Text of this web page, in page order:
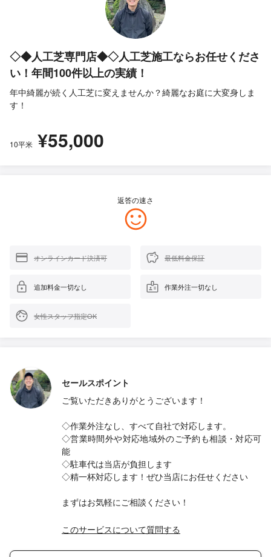
◇◆人工芝専門店◆◇人工芝施工ならお任せくださ
い！年間100件以上の実績！
年中綺麗が続く人工芝に変えませんか？綺麗なお庭に大変身しま
す！
10平米 ¥55,000
返答の速さ
オンラインカード決済可 最低料金保証
追加料金一切なし 作業外注一切なし
女性スタッフ指定OK
セールスポイント
ご覧いただきありがとうございます！
◇作業外注なし、すべて自社で対応します。
◇営業時間外や対応地域外のご予約も相談・対応可
能
◇駐車代は当店が負担します
◇精一杯対応します！ぜひ当店にお任せください
まずはお気軽にご相談ください！
このサービスについて質問する